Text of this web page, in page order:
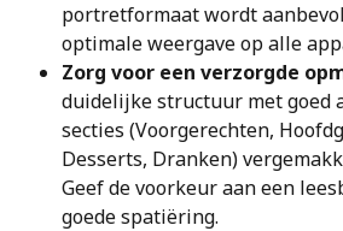
portretformaat wordt
optimale weergave op alle
Zorg voor een verzorgde
duidelijke structuur met goed
secties (Voorgerechten,
Desserts, Dranken)
Geef de voorkeur aan een
goede spatiëring.